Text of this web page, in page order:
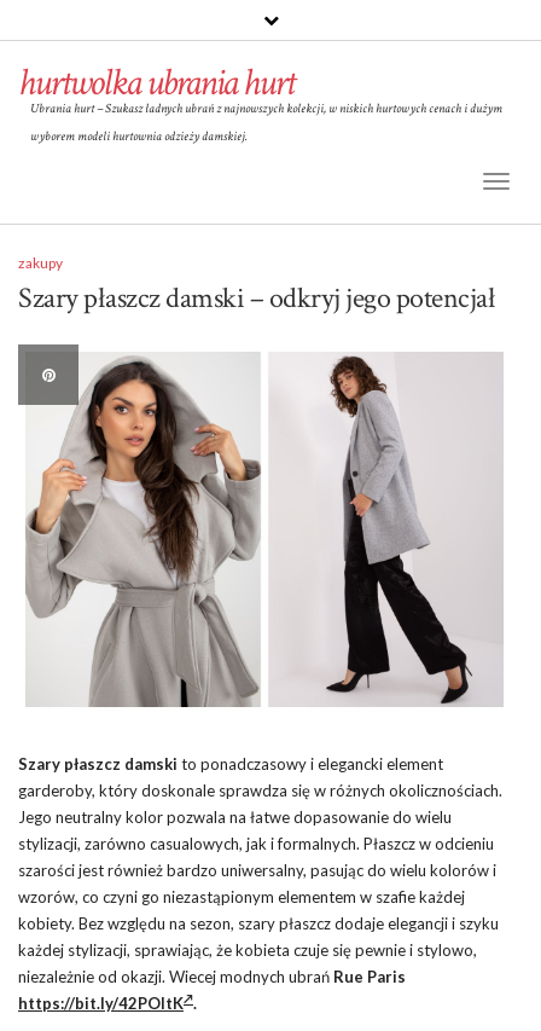
hurtwolka ubrania hurt
Ubrania hurt – Szukasz ładnych ubrań z najnowszych kolekcji, w niskich hurtowych cenach i dużym
wyborem modeli hurtownia odzieży damskiej.
zakupy
Szary płaszcz damski – odkryj jego potencjał
Szary płaszcz damski to ponadczasowy i elegancki element
garderoby, który doskonale sprawdza się w różnych okolicznościach.
Jego neutralny kolor pozwala na łatwe dopasowanie do wielu
stylizacji, zarówno casualowych, jak i formalnych. Płaszcz w odcieniu
szarości jest również bardzo uniwersalny, pasując do wielu kolorów i
wzorów, co czyni go niezastąpionym elementem w szafie każdej
kobiety. Bez względu na sezon, szary płaszcz dodaje elegancji i szyku
każdej stylizacji, sprawiając, że kobieta czuje się pewnie i stylowo,
niezależnie od okazji. Wiecej modnych ubrań Rue Paris
https://bit.ly/42POltK .